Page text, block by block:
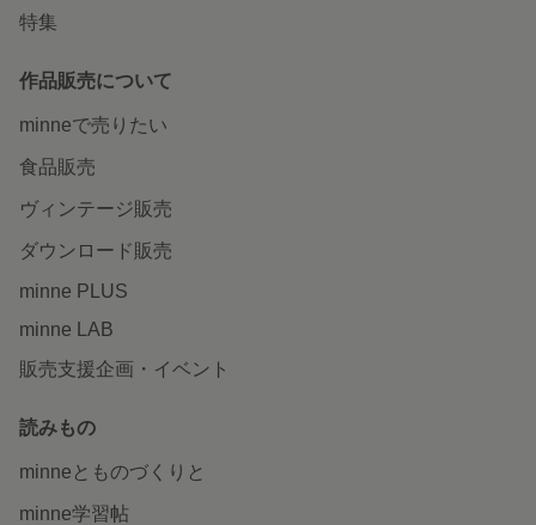
特集
作品販売について
minneで売りたい
食品販売
ヴィンテージ販売
ダウンロード販売
minne PLUS
minne LAB
販売支援企画・イベント
読みもの
minneとものづくりと
minne学習帖